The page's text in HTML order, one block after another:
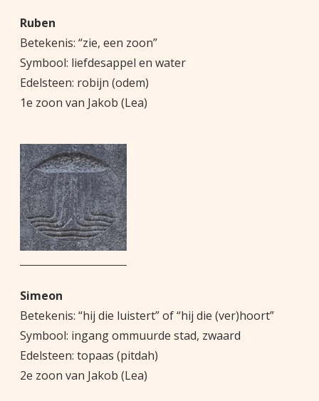
Ruben
Betekenis: “zie, een zoon”
Symbool: liefdesappel en water
Edelsteen: robijn (odem)
1e zoon van Jakob (Lea)
Simeon
Betekenis: “hij die luistert” of “hij die (ver)hoort”
Symbool: ingang ommuurde stad, zwaard
Edelsteen: topaas (pitdah)
2e zoon van Jakob (Lea)